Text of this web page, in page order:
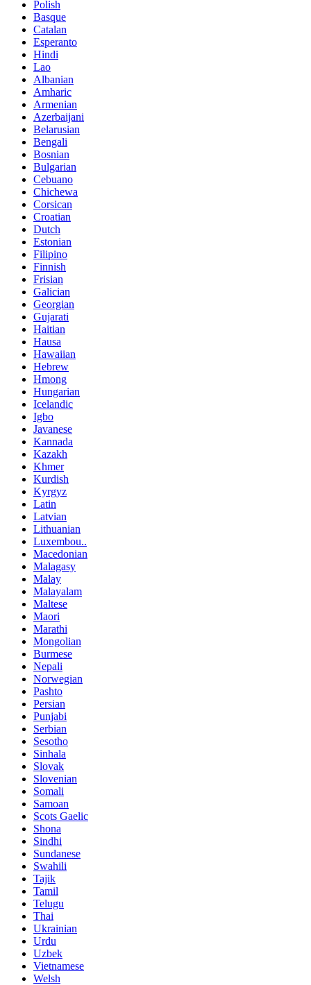
Polish
Basque
Catalan
Esperanto
Hindi
Lao
Albanian
Amharic
Armenian
Azerbaijani
Belarusian
Bengali
Bosnian
Bulgarian
Cebuano
Chichewa
Corsican
Croatian
Dutch
Estonian
Filipino
Finnish
Frisian
Galician
Georgian
Gujarati
Haitian
Hausa
Hawaiian
Hebrew
Hmong
Hungarian
Icelandic
Igbo
Javanese
Kannada
Kazakh
Khmer
Kurdish
Kyrgyz
Latin
Latvian
Lithuanian
Luxembou..
Macedonian
Malagasy
Malay
Malayalam
Maltese
Maori
Marathi
Mongolian
Burmese
Nepali
Norwegian
Pashto
Persian
Punjabi
Serbian
Sesotho
Sinhala
Slovak
Slovenian
Somali
Samoan
Scots Gaelic
Shona
Sindhi
Sundanese
Swahili
Tajik
Tamil
Telugu
Thai
Ukrainian
Urdu
Uzbek
Vietnamese
Welsh